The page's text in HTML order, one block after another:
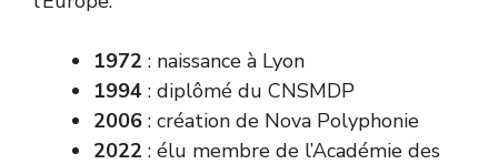
1972 : naissance à Lyon
1994 : diplômé du CNSMDP
2006 : création de Nova Polyphonie
2022 : élu membre de l’Académie des